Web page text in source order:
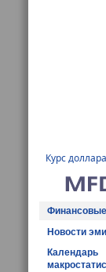
Курс доллара
Новости
Календарь